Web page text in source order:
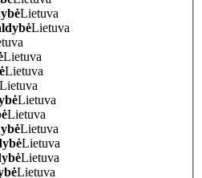
Lietuva
Lietuva
Lietuva
Lietuva
Lietuva
Lietuva
Lietuva
Lietuva
Lietuva
Lietuva
Lietuva